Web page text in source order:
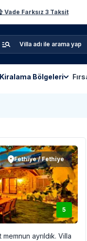
Vade Farksız 3 Taksit
Bölgeleri
Fethiye / Fethiye
5
ayrıldık. Villa